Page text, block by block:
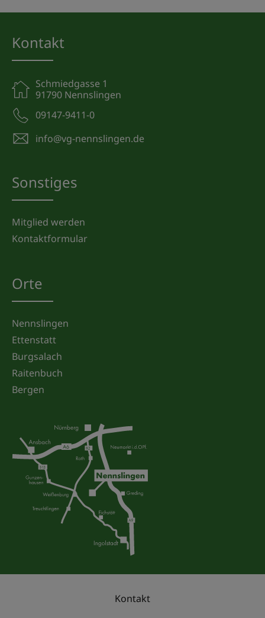
Kontakt
Schmiedgasse 1
91790 Nennslingen
09147-9411-0
info@vg-nennslingen.de
Sonstiges
Mitglied werden
Kontaktformular
Orte
Nennslingen
Ettenstatt
Burgsalach
Raitenbuch
Bergen
Kontakt